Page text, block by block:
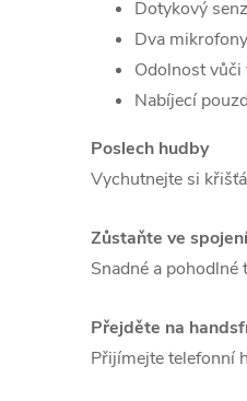
Dotykový
Dva
Odolnost vůči
Nabíjecí
Poslech hudby
Vychutnejte si
Zůstaňte ve spojení
Snadné a pohodlné
Přejděte na
Přijímejte telefonní